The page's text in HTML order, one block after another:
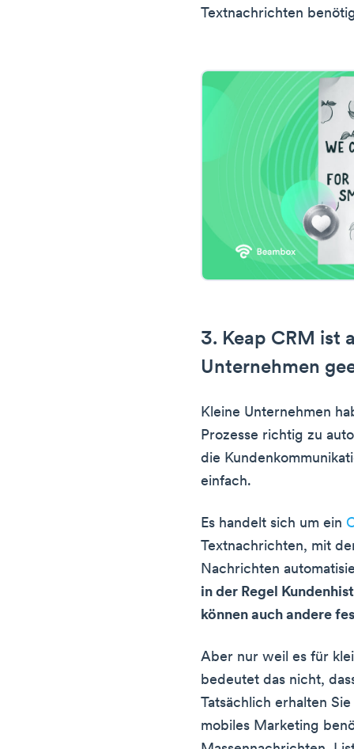
Textnachrichten
3. Keap CRM ist
Unternehmen
Kleine Unternehmen
Prozesse richtig zu
die
einfach.
Es handelt sich um ein
Textnachrichten, mit
Nachrichten
in der Regel
können auch andere
Aber nur weil es für
bedeutet das nicht,
Tatsächlich erhalten
mobiles Marketing